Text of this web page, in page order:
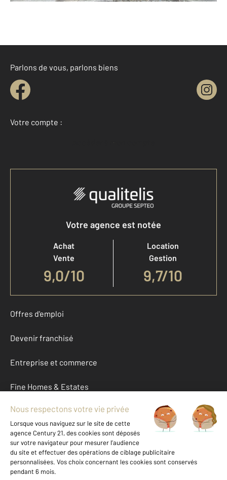
Parlons de vous, parlons biens
Votre compte :
Accéder à mon compte
Votre agence est notée
Achat
Vente
9,0/10
Location
Gestion
9,7/10
Offres d'emploi
Devenir franchisé
Entreprise et commerce
Fine Homes & Estates
À propos
International
Nous contacter